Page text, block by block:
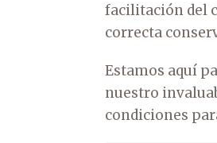
facilitación del
correcta
Estamos aquí
nuestro
condiciones